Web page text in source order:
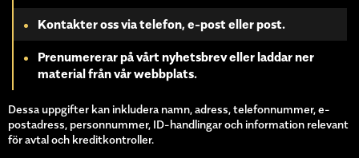
Kontakter oss via telefon, e-post eller post.
Prenumererar på vårt nyhetsbrev eller laddar ner
material från vår webbplats.
Dessa uppgifter kan inkludera namn, adress, telefonnummer, e-
postadress, personnummer, ID-handlingar och information relevant
för avtal och kreditkontroller.